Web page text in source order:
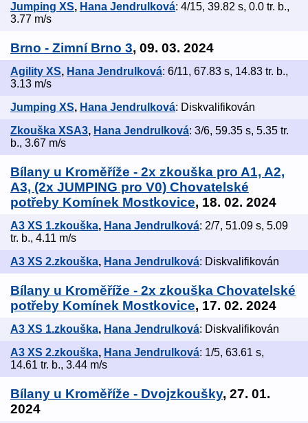
Jumping XS, Hana Jendrulková: 4/15, 39.82 s, 0.0 tr. b.,
3.77 m/s
Brno - Zimní Brno 3, 09. 03. 2024
Agility XS, Hana Jendrulková: 6/11, 67.83 s, 14.83 tr. b.,
3.13 m/s
Jumping XS, Hana Jendrulková: Diskvalifikován
Zkouška XSA3, Hana Jendrulková: 3/6, 59.35 s, 5.35 tr.
b., 3.67 m/s
Bílany u Kroměříže - 2x zkouška pro A1, A2,
A3, (2x JUMPING pro V0) Chovatelské
potřeby Komínek Mostkovice, 18. 02. 2024
A3 XS 1.zkouška, Hana Jendrulková: 2/7, 51.09 s, 5.09
tr. b., 4.11 m/s
A3 XS 2.zkouška, Hana Jendrulková: Diskvalifikován
Bílany u Kroměříže - 2x zkouška Chovatelské
potřeby Komínek Mostkovice, 17. 02. 2024
A3 XS 1.zkouška, Hana Jendrulková: Diskvalifikován
A3 XS 2.zkouška, Hana Jendrulková: 1/5, 63.61 s,
14.61 tr. b., 3.44 m/s
Bílany u Kroměříže - Dvojzkoušky, 27. 01.
2024